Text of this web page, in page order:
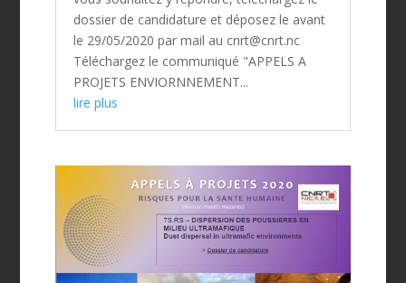
dossier de candidature et déposez le avant
le 29/05/2020 par mail au cnrt@cnrt.nc
Téléchargez le communiqué "APPELS A
PROJETS ENVIORNNEMENT...
lire plus